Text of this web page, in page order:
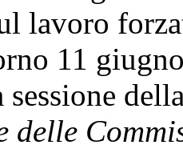
lavoro
11
sessione
delle